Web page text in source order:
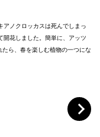
アノクロッカスは死んでしまっ
開花しました。簡単に、アッツ
ら、春を楽しむ植物の一つにな